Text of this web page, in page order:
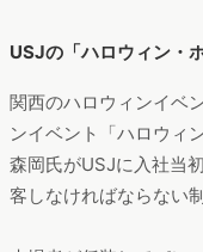
USJの「ハロウィン・
関西のハロウィンイベ
ンイベント「ハロウィ
森岡氏がUSJに入社当
客しなければならない